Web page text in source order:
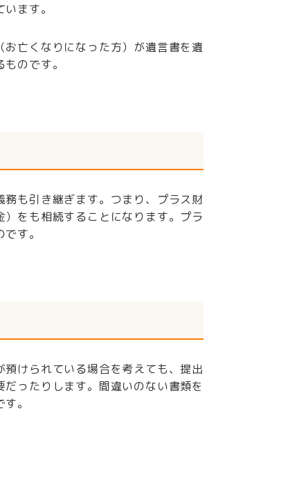
ます。
亡くなりになった方）が遺言書を遺
のです。
も引き継ぎます。つまり、プラス財
をも相続することになります。プラ
す。
けられている場合を考えても、提出
ったりします。間違いのない書類を
。